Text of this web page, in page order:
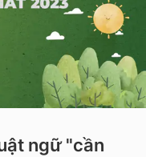
ngữ "cần